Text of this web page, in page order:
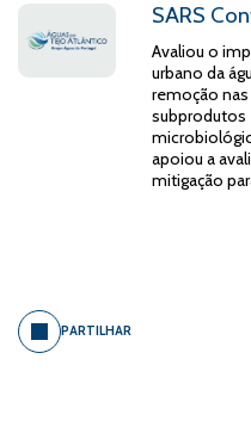
SARS
Avaliou o
urbano da
remoção nas
subprodutos
apoiou a
mitigação
PARTILHAR